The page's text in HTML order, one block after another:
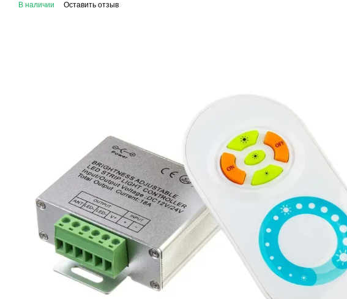
В наличии Оставить отзыв